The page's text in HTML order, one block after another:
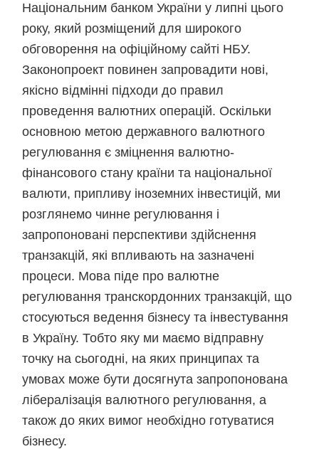
Національним банком України у липні цього
року, який розміщений для широкого
обговорення на офіційному сайті НБУ.
Законопроект повинен запровадити нові,
якісно відмінні підходи до правил
проведення валютних операцій. Оскільки
основною метою державного валютного
регулювання є зміцнення валютно-
фінансового стану країни та національної
валюти, припливу іноземних інвестицій, ми
розглянемо чинне регулювання і
запропоновані перспективи здійснення
транзакцій, які впливають на зазначені
процеси. Мова піде про валютне
регулювання транскордонних транзакцій, що
стосуються ведення бізнесу та інвестування
в Україну. Тобто яку ми маємо відправну
точку на сьогодні, на яких принципах та
умовах може бути досягнута запропонована
лібералізація валютного регулювання, а
також до яких вимог необхідно готуватися
бізнесу.